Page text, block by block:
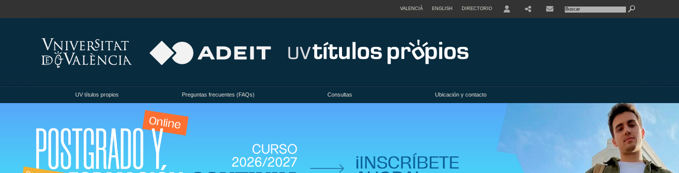
VALENCIÀ ENGLISH DIRECTORIO
UV títulos propios Preguntas frecuentes (FAQs) Consultas Ubicación y contacto